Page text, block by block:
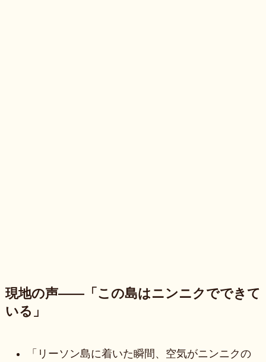
現地の声——「この島はニンニクでできて
いる」
「リーソン島に着いた瞬間、空気がニンニクの